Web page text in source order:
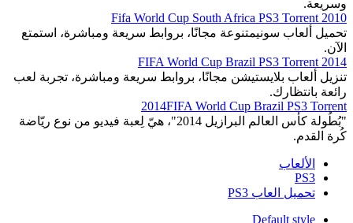
وسريعة.
2010 Fifa World Cup South Africa PS3 Torrent
تحميل ألعاب سونيمتنوعة مجانًا، بروابط سريعة ومباشرة، استمتع
الآن.
2014 FIFA World Cup Brazil PS3 Torrent
تنزيل ألعاب بلايستيشن مجانًا، بروابط سريعة ومباشرة، تجربة لعب
رائعة بانتظارك.
2014FIFA World Cup Brazil PS3 Torrent
"بُطُولة كأس العالم البرازيل 2014"، هيّ لِعبة فيديو من نوع ريّاضة
كُرة القدم.
الألعاب
PS3
تحميل العاب PS3
Default style